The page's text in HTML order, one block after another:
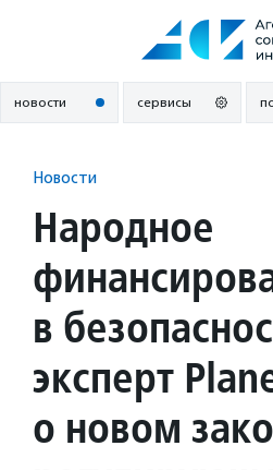
новости сервисы
Новости
Народное
в
эксперт
о новом